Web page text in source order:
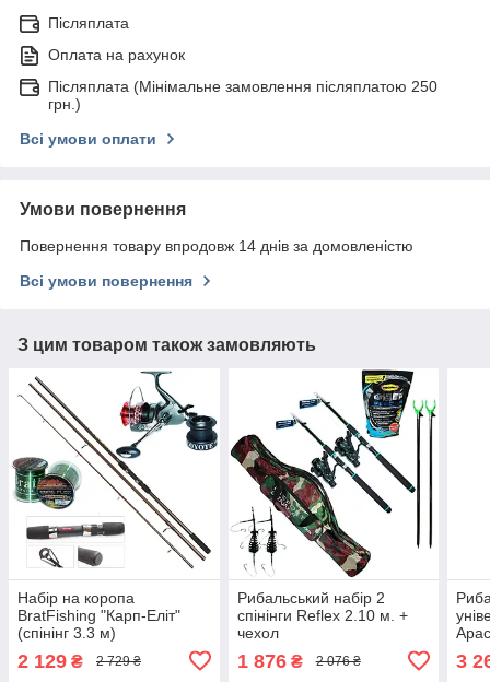
Післяплата
Оплата на рахунок
Післяплата (Мінімальне замовлення післяплатою 250
грн.)
Всі умови оплати
Умови повернення
Повернення товару впродовж 14 днів за домовленістю
Всі умови повернення
З цим товаром також замовляють
Набір на коропа
BratFishing "Карп-Еліт"
(спінінг 3.3 м)
2 129 ₴ 2 729 ₴
Рибальський набір 2
спінінги Reflex 2.10 м. +
чехол
1 876₴ 2 076 ₴ 3